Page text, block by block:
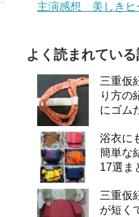
主演感想 美しきヒ
よく読まれてい
三重仮
り方の
にゴム
浴衣に
簡単な
17選ま
三重仮
が短く